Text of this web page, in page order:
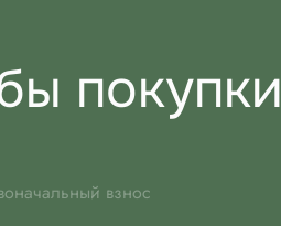
покупки
взнос